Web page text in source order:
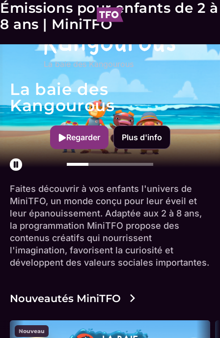
Émissions pour enfants de 2 à
8 ans | MiniTFO
La baie des Kangourous
La baie des
Kangourous
Regarder Plus d'info
Faites découvrir à vos enfants l'univers de
MiniTFO, un monde conçu pour leur éveil et
leur épanouissement. Adaptée aux 2 à 8 ans,
la programmation MiniTFO propose des
contenus créatifs qui nourrissent
l'imagination, favorisent la curiosité et
développent des valeurs sociales importantes.
Nouveautés MiniTFO
Nouveau